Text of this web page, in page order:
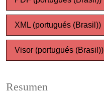
XML (portugués (Brasil))
Visor (portugués (Brasil))
Resumen